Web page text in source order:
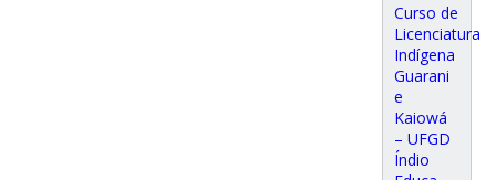
Curso de
Licenciatura
Indígena
Guarani
e
Kaiowá
– UFGD
Índio